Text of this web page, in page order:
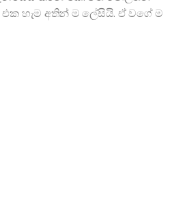
හැම අතින් ම ලේසියි. ඒ වගේ ම